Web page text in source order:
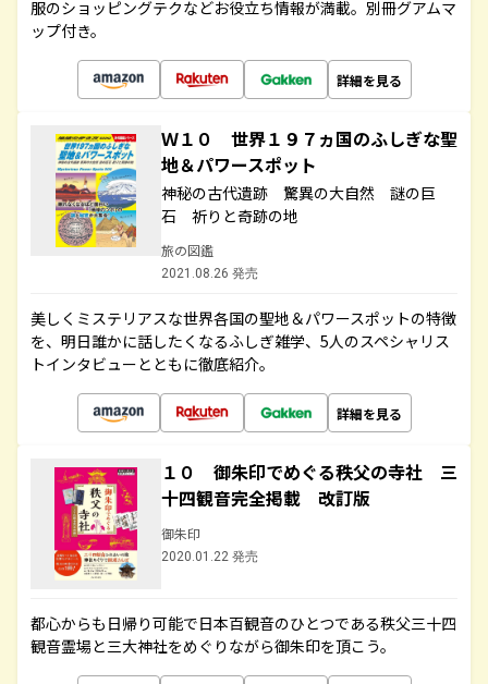
服のショッピングテクなどお役立ち情報が満載。別冊グアムマ
ップ付き。
詳細を見る
Ｗ１０ 世界１９７ヵ国のふしぎな聖
地＆パワースポット
神秘の古代遺跡 驚異の大自然 謎の巨
石 祈りと奇跡の地
旅の図鑑
2021.08.26 発売
美しくミステリアスな世界各国の聖地＆パワースポットの特徴
を、明日誰かに話したくなるふしぎ雑学、5人のスペシャリス
トインタビューとともに徹底紹介。
詳細を見る
１０ 御朱印でめぐる秩父の寺社 三
十四観音完全掲載 改訂版
御朱印
2020.01.22 発売
都心からも日帰り可能で日本百観音のひとつである秩父三十四
観音霊場と三大神社をめぐりながら御朱印を頂こう。